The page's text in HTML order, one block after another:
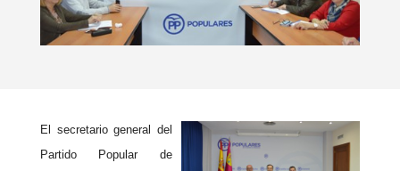
El secretario general del
Partido Popular de